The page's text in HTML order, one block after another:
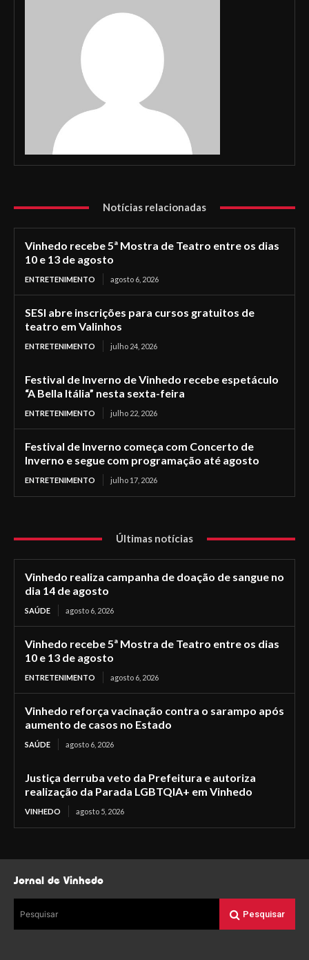
Notícias relacionadas
Vinhedo recebe 5ª Mostra de Teatro entre os dias
10 e 13 de agosto
ENTRETENIMENTO agosto 6, 2026
SESI abre inscrições para cursos gratuitos de
teatro em Valinhos
ENTRETENIMENTO julho 24, 2026
Festival de Inverno de Vinhedo recebe espetáculo
“A Bella Itália” nesta sexta-feira
ENTRETENIMENTO julho 22, 2026
Festival de Inverno começa com Concerto de
Inverno e segue com programação até agosto
ENTRETENIMENTO julho 17, 2026
Últimas notícias
Vinhedo realiza campanha de doação de sangue no
dia 14 de agosto
SAÚDE agosto 6, 2026
Vinhedo recebe 5ª Mostra de Teatro entre os dias
10 e 13 de agosto
ENTRETENIMENTO agosto 6, 2026
Vinhedo reforça vacinação contra o sarampo após
aumento de casos no Estado
SAÚDE agosto 6, 2026
Justiça derruba veto da Prefeitura e autoriza
realização da Parada LGBTQIA+ em Vinhedo
VINHEDO agosto 5, 2026
Jornal de Vinhedo
Pesquisar Pesquisar